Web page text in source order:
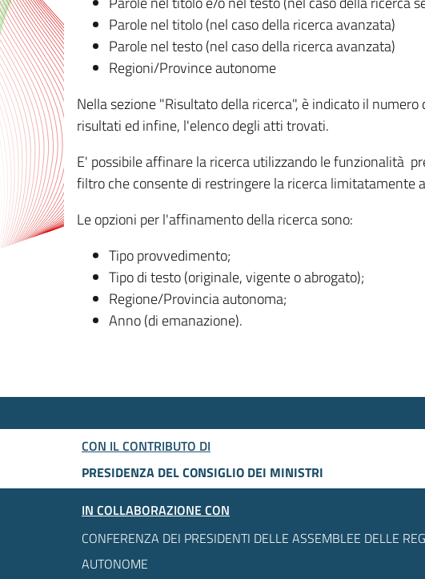
Parole nel titolo (nel caso della ricerca avanzata)
Parole nel testo (nel caso della ricerca avanzata)
Regioni/Province autonome
Nella sezione "Risultato della ricerca", è indicato il
risultati ed infine, l'elenco degli atti trovati.
E' possibile affinare la ricerca utilizzando le funzionalità
filtro che consente di restringere la ricerca limitatamente
Le opzioni per l'affinamento della ricerca sono:
Tipo provvedimento;
Tipo di testo (originale, vigente o abrogato);
Regione/Provincia autonoma;
Anno (di emanazione).
CON IL CONTRIBUTO DI
PRESIDENZA DEL CONSIGLIO DEI MINISTRI
IN COLLABORAZIONE CON
CONFERENZA DEI PRESIDENTI DELLE ASSEMBLEE DELLE
AUTONOME